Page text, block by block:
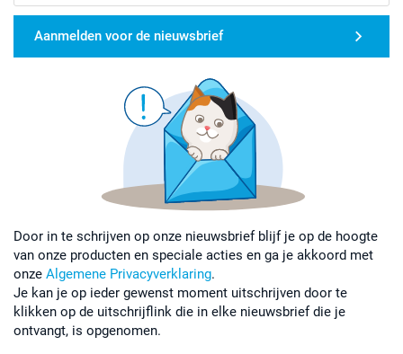
Aanmelden voor de nieuwsbrief
Door in te schrijven op onze nieuwsbrief blijf je op de hoogte
van onze producten en speciale acties en ga je akkoord met
onze Algemene Privacyverklaring.
Je kan je op ieder gewenst moment uitschrijven door te
klikken op de uitschrijflink die in elke nieuwsbrief die je
ontvangt, is opgenomen.